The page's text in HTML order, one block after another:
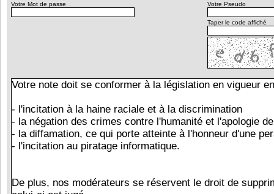
Votre Mot de passe Votre Pseudo
Taper le code affiché